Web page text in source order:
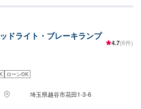
ドライト・ブレーキランプ
4.7(6件)
ローンOK
埼玉県越谷市花田1-3-6